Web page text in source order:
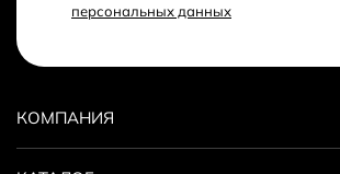
персональных данных
КОМПАНИЯ